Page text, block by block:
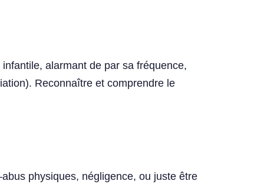
alarmant de par sa fréquence,
Reconnaître et comprendre le
physiques, négligence, ou juste être